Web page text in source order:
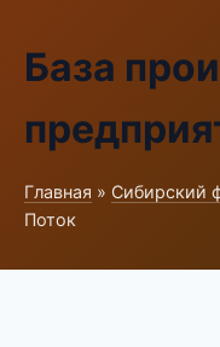
База
Главная » Сибирский
Поток